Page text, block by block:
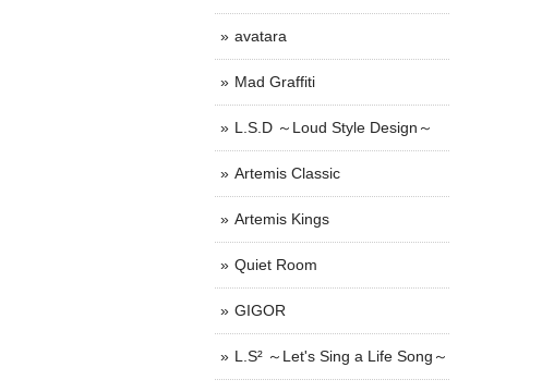
avatara
Mad Graffiti
L.S.D ～Loud Style Design～
Artemis Classic
Artemis Kings
Quiet Room
GIGOR
L.S² ～Let's Sing a Life Song～